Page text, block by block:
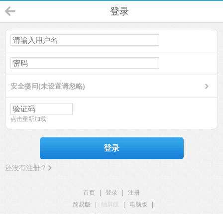
登录
安全提问(未设置请忽略)
点击重新加载
登录
还没有注册？
首页 登录
注册
简易版
触屏版 电脑版